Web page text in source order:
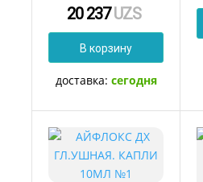
20 237UZS
В корзину
доставка: сегодня